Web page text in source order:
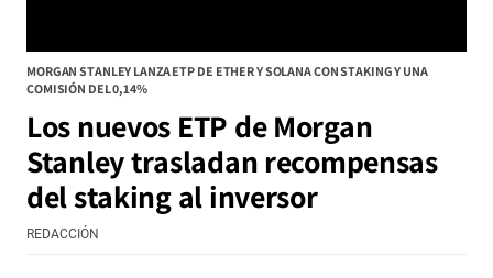
MORGAN STANLEY LANZA ETP DE ETHER Y SOLANA CON STAKING Y UNA
COMISIÓN DEL 0,14%
Los nuevos ETP de Morgan
Stanley trasladan recompensas
del staking al inversor
REDACCIÓN